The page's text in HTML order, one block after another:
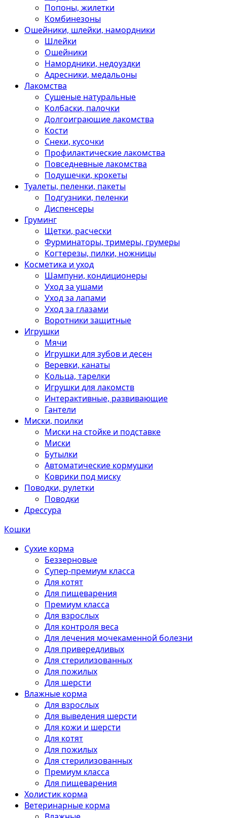
Попоны, жилетки
Комбинезоны
Ошейники, шлейки, намордники
Шлейки
Ошейники
Намордники, недоуздки
Адресники, медальоны
Лакомства
Сушеные натуральные
Колбаски, палочки
Долгоиграющие лакомства
Кости
Снеки, кусочки
Профилактические лакомства
Повседневные лакомства
Подушечки, крокеты
Туалеты, пеленки, пакеты
Подгузники, пеленки
Диспенсеры
Груминг
Щетки, расчески
Фурминаторы, тримеры, грумеры
Когтерезы, пилки, ножницы
Косметика и уход
Шампуни, кондиционеры
Уход за ушами
Уход за лапами
Уход за глазами
Воротники защитные
Игрушки
Мячи
Игрушки для зубов и десен
Веревки, канаты
Кольца, тарелки
Игрушки для лакомств
Интерактивные, развивающие
Гантели
Миски, поилки
Миски на стойке и подставке
Миски
Бутылки
Автоматические кормушки
Коврики под миску
Поводки, рулетки
Поводки
Дрессура
Кошки
Сухие корма
Беззерновые
Супер-премиум класса
Для котят
Для пищеварения
Премиум класса
Для взрослых
Для контроля веса
Для лечения мочекаменной болезни
Для привередливых
Для стерилизованных
Для пожилых
Для шерсти
Влажные корма
Для взрослых
Для выведения шерсти
Для кожи и шерсти
Для котят
Для пожилых
Для стерилизованных
Премиум класса
Для пищеварения
Холистик корма
Ветеринарные корма